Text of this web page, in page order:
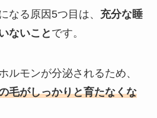
なる原因5つ目は、 充分な睡
ないこと です。
ルモンが分泌されるため、
毛がしっかりと育たなくな